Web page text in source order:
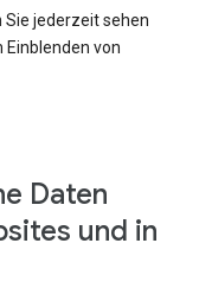
Sie jederzeit sehen
von
Daten
und in